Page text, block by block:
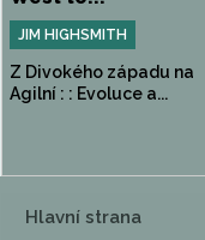
JIM HIGHSMITH
Z Divokého západu na
Agilní : : Evoluce a...
Hlavní strana